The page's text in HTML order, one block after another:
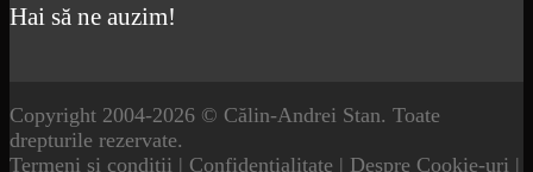
Hai să ne auzim!
Copyright 2004-2026 © Călin-Andrei Stan. Toate
drepturile rezervate.
Termeni și condiții | Confidențialitate | Despre Cookie-uri |